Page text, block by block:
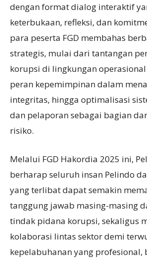
dengan format dialog interaktif
keterbukaan, refleksi, dan
para peserta FGD membahas
strategis, mulai dari tantangan
korupsi di lingkungan
peran kepemimpinan dalam
integritas, hingga optimalisasi
dan pelaporan sebagai bagian
risiko.
Melalui FGD Hakordia 2025 ini,
berharap seluruh insan Pelindo
yang terlibat dapat semakin
tanggung jawab masing-masing
tindak pidana korupsi, sekaligus
kolaborasi lintas sektor demi
kepelabuhanan yang profesional,